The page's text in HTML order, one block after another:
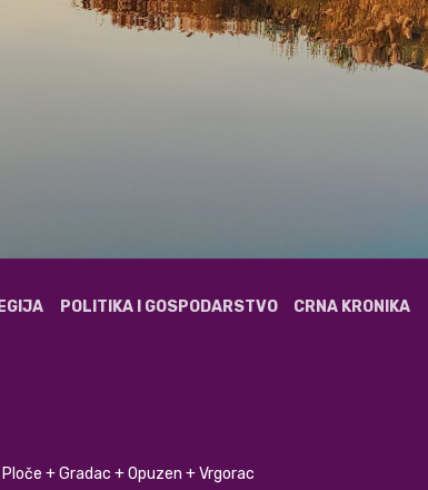
POLITIKA I GOSPODARSTVO CRNA KRONIKA
Ploče + Gradac + Opuzen + Vrgorac